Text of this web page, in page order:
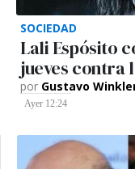
SOCIEDAD
Lali Espósito
jueves contra
por Gustavo
Ayer 12:24